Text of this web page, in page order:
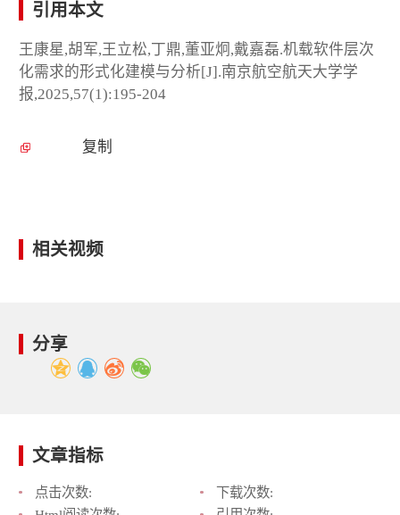
引用本文
王康星,胡军,王立松,丁鼎,董亚炯,戴嘉磊.机载软件层次
化需求的形式化建模与分析[J].南京航空航天大学学
报,2025,57(1):195-204
复制
相关视频
分享
文章指标
点击次数:
下载次数: